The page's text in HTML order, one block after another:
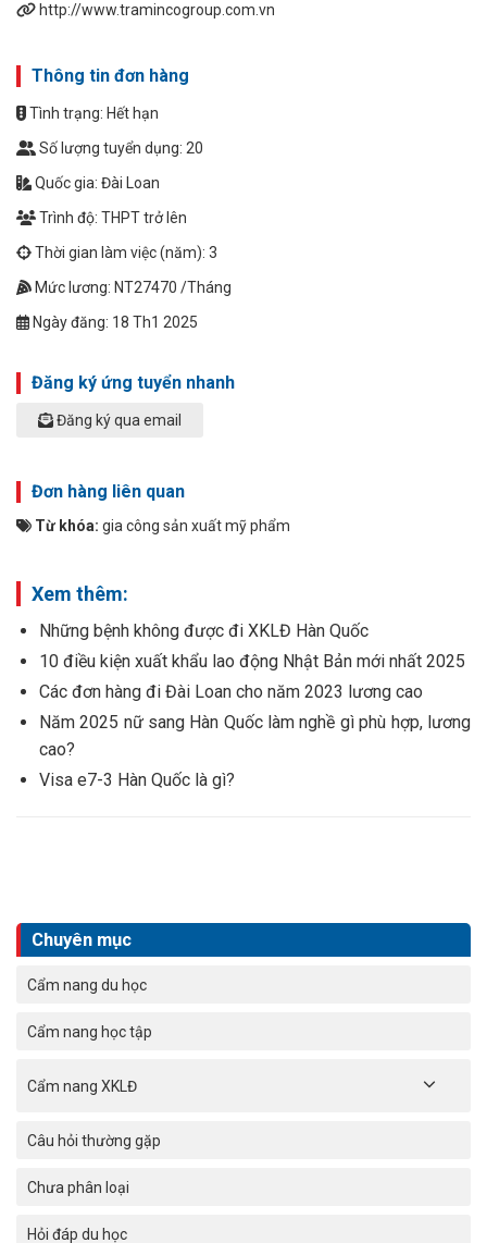
Chuyên mục
Cẩm nang du học
Cẩm nang học tập
Cẩm nang XKLĐ
Câu hỏi thường gặp
Chưa phân loại
Hỏi đáp du học
http://www.tramincogroup.com.vn
Thông tin đơn hàng
Tình trạng: Hết hạn
Số lượng tuyển dụng: 20
Quốc gia: Đài Loan
Trình độ: THPT trở lên
Thời gian làm việc (năm): 3
Mức lương: NT27470 /Tháng
Ngày đăng: 18 Th1 2025
Đăng ký ứng tuyển nhanh
Đăng ký qua email
Đơn hàng liên quan
Từ khóa: gia công sản xuất mỹ phẩm
Xem thêm:
Những bệnh không được đi XKLĐ Hàn Quốc
10 điều kiện xuất khẩu lao động Nhật Bản mới nhất 2025
Các đơn hàng đi Đài Loan cho năm 2023 lương cao
Năm 2025 nữ sang Hàn Quốc làm nghề gì phù hợp, lương
cao?
Visa e7-3 Hàn Quốc là gì?